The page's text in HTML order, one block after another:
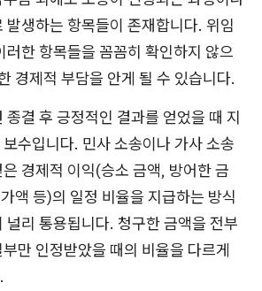
발생하는 항목들이 존재합니다. 위임
러한 항목들을 꼼꼼히 확인하지 않으
경제적 부담을 안게 될 수 있습니다.
종결 후 긍정적인 결과를 얻었을 때 지
수입니다. 민사 소송이나 가사 소송
경제적 이익(승소 금액, 방어한 금
액 등)의 일정 비율을 지급하는 방식
널리 통용됩니다. 청구한 금액을 전부
만 인정받았을 때의 비율을 다르게